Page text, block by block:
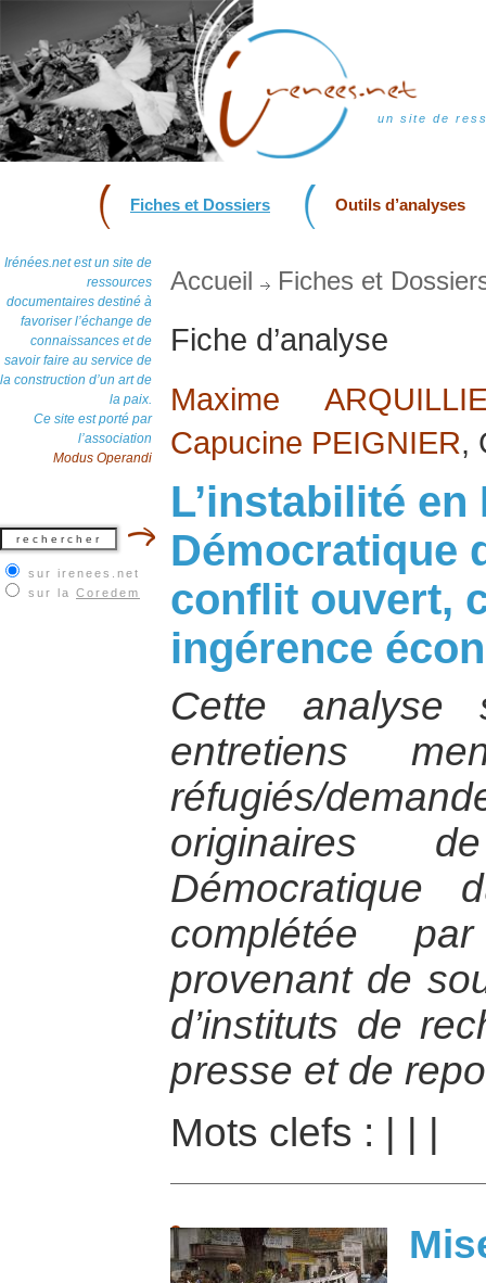
un site de
Fiches et Dossiers Outils d’analyses
Irénées.net est un site de
ressources
documentaires destiné à
favoriser l’échange de
connaissances et de
savoir faire au service de
la construction d’un art de
la paix.
Ce site est porté par
l’association
Modus Operandi
sur irenees.net
sur la Coredem
Accueil Fiches et
Fiche d’analyse
Maxime
Capucine PEIGNIER,
L’instabilité
Démocratique
conflit ouvert,
ingérence
Cette analyse
entretiens
réfugiés/
originaires
Démocratique
complétée
provenant de
d’instituts de
presse et de
Mots clefs :